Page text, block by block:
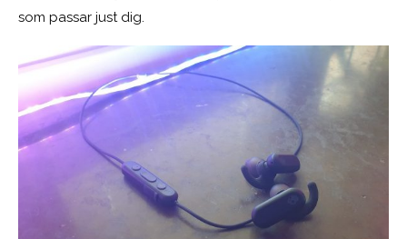
som passar just dig.